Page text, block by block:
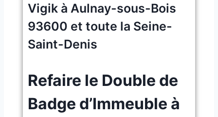
Vigik à Aulnay-sous-Bois
93600 et toute la Seine-
Saint-Denis
Refaire le Double de
Badge d’Immeuble à